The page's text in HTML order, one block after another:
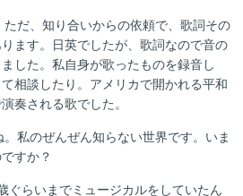
ただ、知り合いからの依頼で、歌詞その
ます。日英でしたが、歌詞なので音の
した。私自身が歌ったものを録音し
相談したり。アメリカで開かれる平和
奏される歌でした。
。私のぜんぜん知らない世界です。いま
すか？
ぐらいまでミュージカルをしていたん